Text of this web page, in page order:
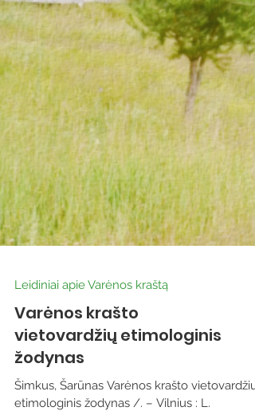
Leidiniai apie Varėnos kraštą
Varėnos krašto
vietovardžių etimologinis
žodynas